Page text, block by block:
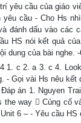
yêu cầu của giáo
yêu cầu - Cho Hs
đánh dấu vào các
HS nói kết quả
dung của bài nghe. -
1. c 2. a 3. c 4.
- Gọi vài Hs nêu
án 1. Nguyen
the way  Củng cố
6 – - Yêu cầu